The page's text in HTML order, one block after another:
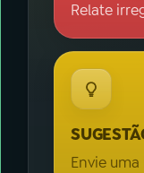
Relate
Envie uma